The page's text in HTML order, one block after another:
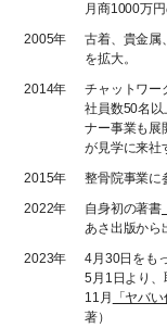
月商1000万
2005年
古着、貴金属
を拡大。
2014年
チャットワー
社員数50名以
ナー事業も展
が見学に来社
2015年
整骨院事業に
2022年
自身初の著書
あさ出版から
2023年
4月30日をも
5月1日より、
11月
「ヤバ
著）